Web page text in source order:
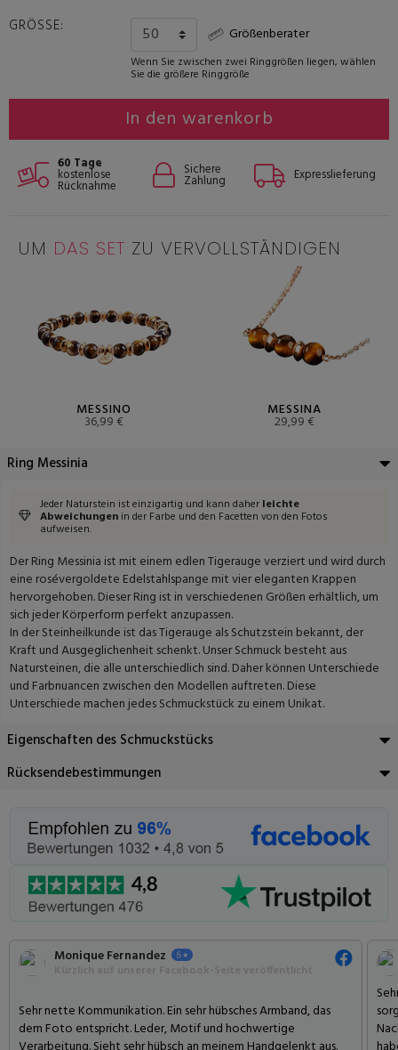
GRÖSSE: Größenberater
Wenn Sie zwischen zwei Ringgrößen liegen, wählen
Sie die größere Ringgröße
In den warenkorb
60 Tage
kostenlose
Rücknahme
Sichere
Zahlung Expresslieferung
UM DAS SET ZU VERVOLLSTÄNDIGEN
MESSINO
36,99 €
MESSINA
29,99 €
Ring Messinia
Jeder Naturstein ist einzigartig und kann daher leichte
Abweichungen in der Farbe und den Facetten von den Fotos
aufweisen.
Der Ring Messinia ist mit einem edlen Tigerauge verziert und wird durch
eine rosévergoldete Edelstahlspange mit vier eleganten Krappen
hervorgehoben. Dieser Ring ist in verschiedenen Größen erhältlich, um
sich jeder Körperform perfekt anzupassen.
In der Steinheilkunde ist das Tigerauge als Schutzstein bekannt, der
Kraft und Ausgeglichenheit schenkt. Unser Schmuck besteht aus
Natursteinen, die alle unterschiedlich sind. Daher können Unterschiede
und Farbnuancen zwischen den Modellen auftreten. Diese
Unterschiede machen jedes Schmuckstück zu einem Unikat.
Eigenschaften des Schmuckstücks
Rücksendebestimmungen
Monique Fernandez
Sehr nette Kommunikation. Ein sehr hübsches Armband, das
dem Foto entspricht. Leder, Motif und hochwertige